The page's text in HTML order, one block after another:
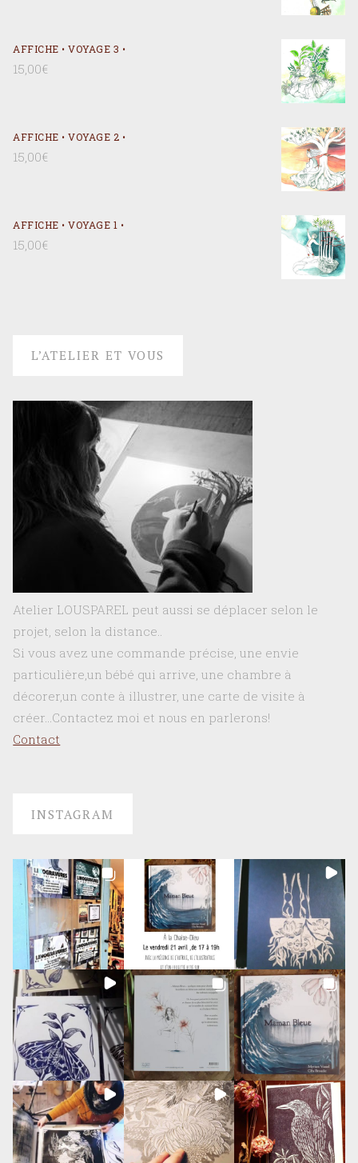
AFFICHE • VOYAGE 3 •
15,00€
AFFICHE • VOYAGE 2 •
15,00€
AFFICHE • VOYAGE 1 •
15,00€
L’ATELIER ET VOUS
Atelier LOUSPAREL peut aussi se déplacer selon le
projet, selon la distance..
Si vous avez une commande précise, une envie
particulière,un bébé qui arrive, une chambre à
décorer,un conte à illustrer, une carte de visite à
créer…Contactez moi et nous en parlerons!
Contact
INSTAGRAM